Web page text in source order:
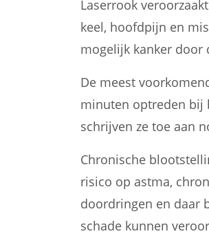
Laserrook
keel, hoofdpijn en
mogelijk kanker door
De meest
minuten optreden bij
schrijven ze toe aan
Chronische
risico op astma,
doordringen en daar
schade kunnen